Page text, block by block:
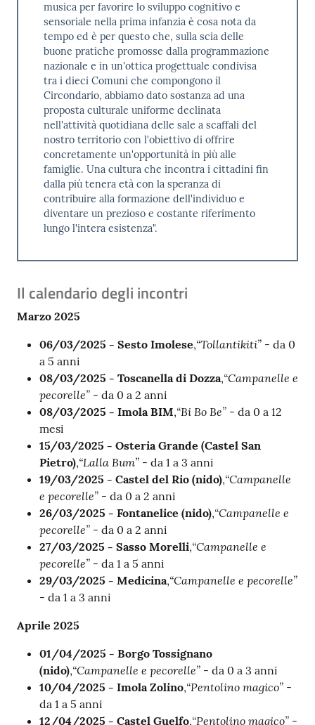
musica per favorire lo sviluppo cognitivo e
sensoriale nella prima infanzia è cosa nota da
tempo ed è per questo che, sulla scia delle
buone pratiche promosse dalla programmazione
nazionale e in un'ottica progettuale condivisa
tra i dieci Comuni che compongono il
Circondario, abbiamo dato sostanza ad una
proposta culturale uniforme declinata
nell'attività quotidiana delle sale a scaffali del
nostro territorio con l'obiettivo di offrire
concretamente un'opportunità in più alle
famiglie. Una cultura che incontra i cittadini fin
dalla più tenera età con la speranza di
contribuire alla formazione dell'individuo e
diventare un prezioso e costante riferimento
lungo l'intera esistenza".
Il calendario degli incontri
Marzo 2025
06/03/2025 - Sesto Imolese,“Tollantikiti” - da 0
a 5 anni
08/03/2025 - Toscanella di Dozza,“Campanelle e
pecorelle” - da 0 a 2 anni
08/03/2025 - Imola BIM,“Bi Bo Be” - da 0 a 12
mesi
15/03/2025 - Osteria Grande (Castel San
Pietro),“Lalla Bum” - da 1 a 3 anni
19/03/2025 - Castel del Rio (nido),“Campanelle
e pecorelle” - da 0 a 2 anni
26/03/2025 - Fontanelice (nido),“Campanelle e
pecorelle” - da 0 a 2 anni
27/03/2025 - Sasso Morelli,“Campanelle e
pecorelle” - da 1 a 5 anni
29/03/2025 - Medicina,“Campanelle e pecorelle”
- da 1 a 3 anni
Aprile 2025
01/04/2025 - Borgo Tossignano
(nido),“Campanelle e pecorelle” - da 0 a 3 anni
10/04/2025 - Imola Zolino,“Pentolino magico” -
da 1 a 5 anni
12/04/2025 - Castel Guelfo,“Pentolino magico” -